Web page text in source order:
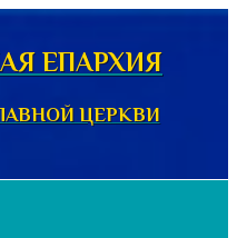
ЕПАРХИЯ
ЦЕРКВИ